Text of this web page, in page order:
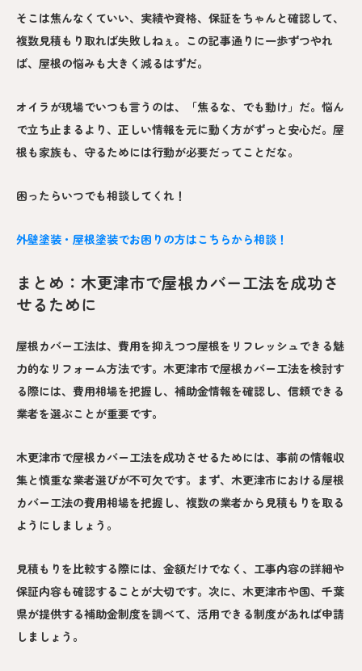
そこは焦んなくていい、実績や資格、保証をちゃんと確認して、
複数見積もり取れば失敗しねぇ。この記事通りに一歩ずつやれ
ば、屋根の悩みも大きく減るはずだ。
オイラが現場でいつも言うのは、「焦るな、でも動け」だ。悩ん
で立ち止まるより、正しい情報を元に動く方がずっと安心だ。屋
根も家族も、守るためには行動が必要だってことだな。
困ったらいつでも相談してくれ！
外壁塗装・屋根塗装でお困りの方はこちらから相談！
まとめ：木更津市で屋根カバー工法を成功さ
せるために
屋根カバー工法は、費用を抑えつつ屋根をリフレッシュできる魅
力的なリフォーム方法です。木更津市で屋根カバー工法を検討す
る際には、費用相場を把握し、補助金情報を確認し、信頼できる
業者を選ぶことが重要です。
木更津市で屋根カバー工法を成功させるためには、事前の情報収
集と慎重な業者選びが不可欠です。まず、木更津市における屋根
カバー工法の費用相場を把握し、複数の業者から見積もりを取る
ようにしましょう。
見積もりを比較する際には、金額だけでなく、工事内容の詳細や
保証内容も確認することが大切です。次に、木更津市や国、千葉
県が提供する補助金制度を調べて、活用できる制度があれば申請
しましょう。